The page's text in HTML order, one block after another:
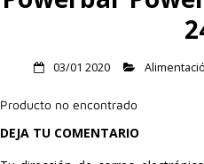
Deportes
03/01 2020
Producto no encontrado
DEJA TU COMENTARIO